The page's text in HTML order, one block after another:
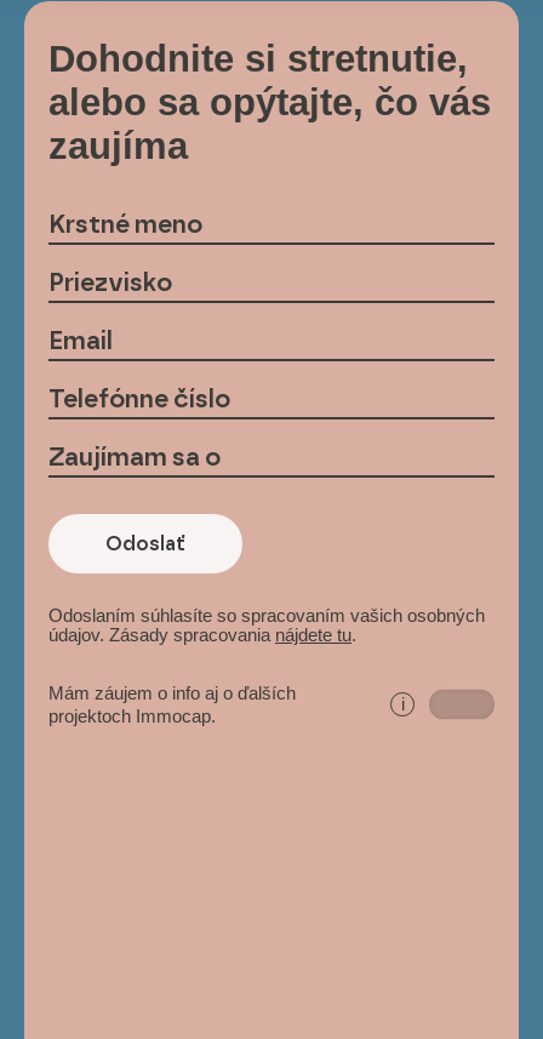
Dohodnite si stretnutie,
alebo sa opýtajte, čo vás
zaujíma
Odoslať
Odoslaním súhlasíte so spracovaním vašich osobných
údajov. Zásady spracovania nájdete tu.
Mám záujem o info aj o ďalších
projektoch Immocap.
i